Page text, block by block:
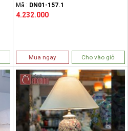
Mã : DN01-157.1
4.232.000
Mua ngay Cho vào giỏ